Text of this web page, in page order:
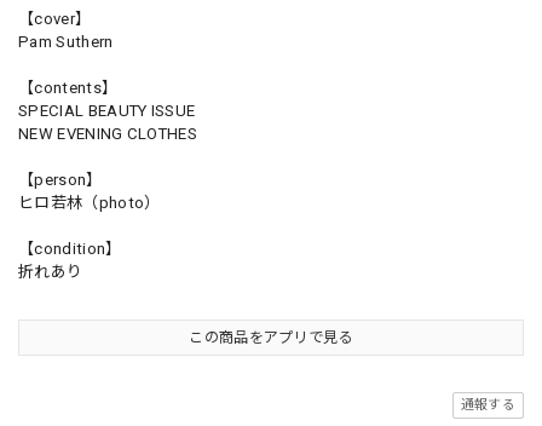
【cover】
Pam Suthern
【contents】
SPECIAL BEAUTY ISSUE
NEW EVENING CLOTHES
【person】
ヒロ若林（photo）
【condition】
折れあり
この商品をアプリで見る
通報する